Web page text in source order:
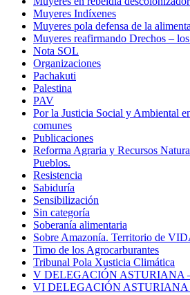
Muyeres Indíxenes
Muyeres pola defensa de la
Muyeres reafirmando Drechos –
Nota SOL
Organizaciones
Pachakuti
Palestina
PAV
Por la Justicia Social y Ambiental
comunes
Publicaciones
Reforma Agraria y Recursos
Pueblos.
Resistencia
Sabiduría
Sensibilización
Sin categoría
Soberanía alimentaria
Sobre Amazonía. Territorio de
Timo de los Agrocarburantes
Tribunal Pola Xusticia Climática
V DELEGACIÓN ASTURIANA
VI DELEGACIÓN